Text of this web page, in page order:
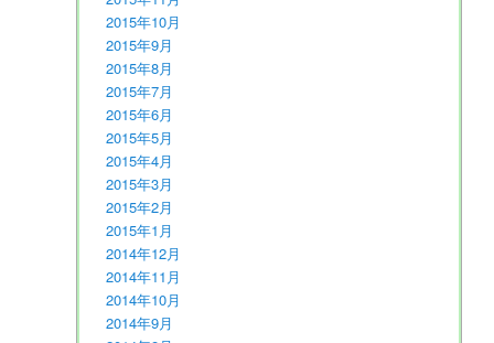
2015年10月
2015年9月
2015年8月
2015年7月
2015年6月
2015年5月
2015年4月
2015年3月
2015年2月
2015年1月
2014年12月
2014年11月
2014年10月
2014年9月